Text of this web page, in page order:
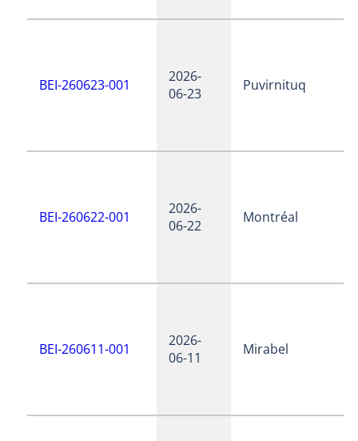
BEI-260623-001
2026-
06-23
Puvirnituq
BEI-260622-001
2026-
06-22
Montréal
BEI-260611-001
2026-
06-11
Mirabel